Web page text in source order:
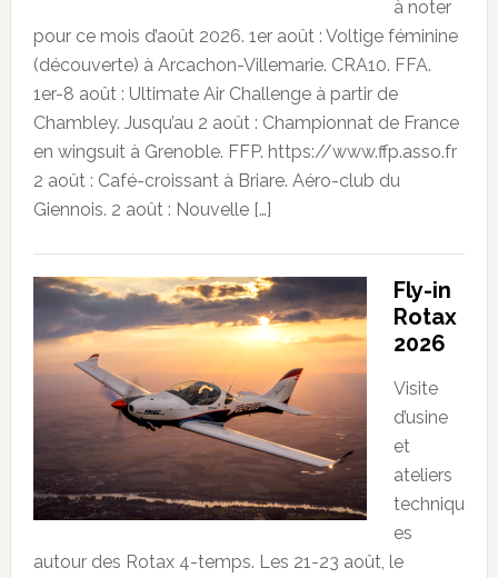
à noter
pour ce mois d’août 2026. 1er août : Voltige féminine
(découverte) à Arcachon-Villemarie. CRA10. FFA.
1er-8 août : Ultimate Air Challenge à partir de
Chambley. Jusqu’au 2 août : Championnat de France
en wingsuit à Grenoble. FFP. https://www.ffp.asso.fr
2 août : Café-croissant à Briare. Aéro-club du
Giennois. 2 août : Nouvelle […]
Fly-in
Rotax
2026
Visite
d’usine
et
ateliers
techniqu
es
autour des Rotax 4-temps. Les 21-23 août, le